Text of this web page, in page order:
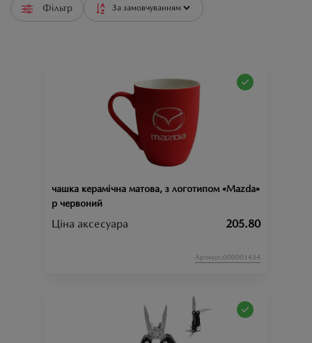
Фільтр
чашка керамічна матова, з логотипом «Mazda», к-
р червоний
Ціна аксесуара 205.80
Артикул:000001434